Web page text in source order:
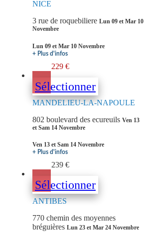
NICE
3 rue de roquebiliere Lun 09 et Mar 10
Novembre
Lun 09 et Mar 10 Novembre
+ Plus d'infos
229 €
Sélectionner
MANDELIEU-LA-NAPOULE
802 boulevard des ecureuils Ven 13
et Sam 14 Novembre
Ven 13 et Sam 14 Novembre
+ Plus d'infos
239 €
Sélectionner
ANTIBES
770 chemin des moyennes
bréguières Lun 23 et Mar 24 Novembre